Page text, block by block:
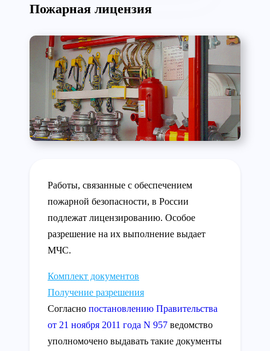
Пожарная лицензия
Работы, связанные с обеспечением
пожарной безопасности, в России
подлежат лицензированию. Особое
разрешение на их выполнение выдает
МЧС.
Комплект документов
Получение разрешения
Согласно постановлению Правительства
от 21 ноября 2011 года N 957 ведомство
уполномочено выдавать такие документы